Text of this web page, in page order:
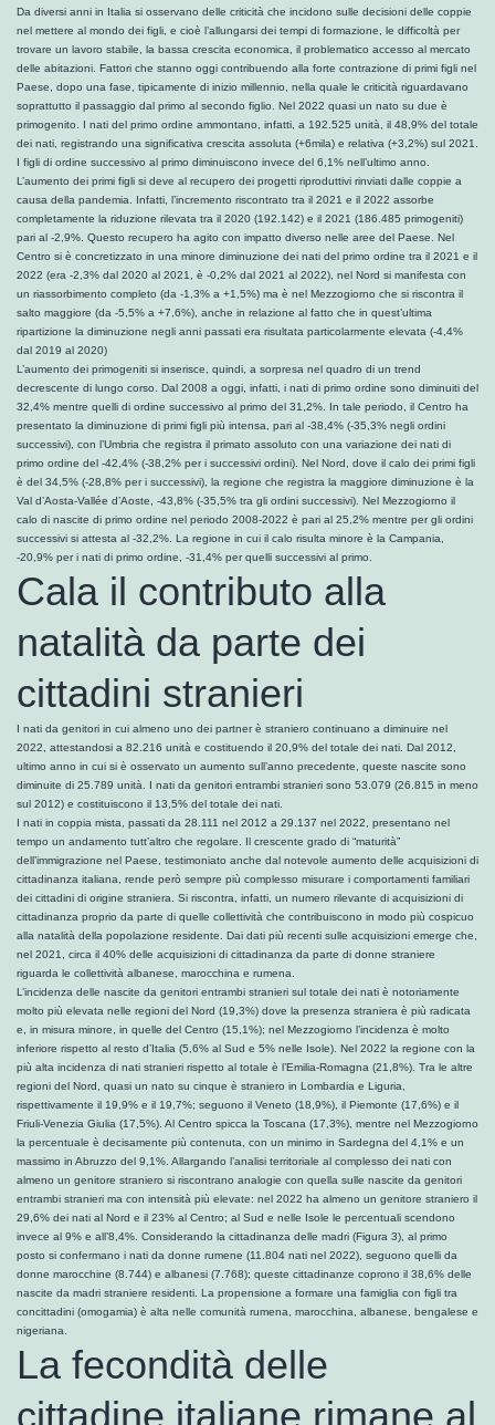
Da diversi anni in Italia si osservano delle criticità che incidono sulle decisioni delle coppie
nel mettere al mondo dei figli, e cioè l’allungarsi dei tempi di formazione, le difficoltà per
trovare un lavoro stabile, la bassa crescita economica, il problematico accesso al mercato
delle abitazioni. Fattori che stanno oggi contribuendo alla forte contrazione di primi figli nel
Paese, dopo una fase, tipicamente di inizio millennio, nella quale le criticità riguardavano
soprattutto il passaggio dal primo al secondo figlio. Nel 2022 quasi un nato su due è
primogenito. I nati del primo ordine ammontano, infatti, a 192.525 unità, il 48,9% del totale
dei nati, registrando una significativa crescita assoluta (+6mila) e relativa (+3,2%) sul 2021.
I figli di ordine successivo al primo diminuiscono invece del 6,1% nell’ultimo anno.
L’aumento dei primi figli si deve al recupero dei progetti riproduttivi rinviati dalle coppie a
causa della pandemia. Infatti, l’incremento riscontrato tra il 2021 e il 2022 assorbe
completamente la riduzione rilevata tra il 2020 (192.142) e il 2021 (186.485 primogeniti)
pari al -2,9%. Questo recupero ha agito con impatto diverso nelle aree del Paese. Nel
Centro si è concretizzato in una minore diminuzione dei nati del primo ordine tra il 2021 e il
2022 (era -2,3% dal 2020 al 2021, è -0,2% dal 2021 al 2022), nel Nord si manifesta con
un riassorbimento completo (da -1,3% a +1,5%) ma è nel Mezzogiorno che si riscontra il
salto maggiore (da -5,5% a +7,6%), anche in relazione al fatto che in quest’ultima
ripartizione la diminuzione negli anni passati era risultata particolarmente elevata (-4,4%
dal 2019 al 2020)
L’aumento dei primogeniti si inserisce, quindi, a sorpresa nel quadro di un trend
decrescente di lungo corso. Dal 2008 a oggi, infatti, i nati di primo ordine sono diminuiti del
32,4% mentre quelli di ordine successivo al primo del 31,2%. In tale periodo, il Centro ha
presentato la diminuzione di primi figli più intensa, pari al -38,4% (-35,3% negli ordini
successivi), con l’Umbria che registra il primato assoluto con una variazione dei nati di
primo ordine del -42,4% (-38,2% per i successivi ordini). Nel Nord, dove il calo dei primi figli
è del 34,5% (-28,8% per i successivi), la regione che registra la maggiore diminuzione è la
Val d’Aosta-Vallée d’Aoste, -43,8% (-35,5% tra gli ordini successivi). Nel Mezzogiorno il
calo di nascite di primo ordine nel periodo 2008-2022 è pari al 25,2% mentre per gli ordini
successivi si attesta al -32,2%. La regione in cui il calo risulta minore è la Campania,
-20,9% per i nati di primo ordine, -31,4% per quelli successivi al primo.
Cala il contributo alla
natalità da parte dei
cittadini stranieri
I nati da genitori in cui almeno uno dei partner è straniero continuano a diminuire nel
2022, attestandosi a 82.216 unità e costituendo il 20,9% del totale dei nati. Dal 2012,
ultimo anno in cui si è osservato un aumento sull’anno precedente, queste nascite sono
diminuite di 25.789 unità. I nati da genitori entrambi stranieri sono 53.079 (26.815 in meno
sul 2012) e costituiscono il 13,5% del totale dei nati.
I nati in coppia mista, passati da 28.111 nel 2012 a 29.137 nel 2022, presentano nel
tempo un andamento tutt’altro che regolare. Il crescente grado di “maturità”
dell’immigrazione nel Paese, testimoniato anche dal notevole aumento delle acquisizioni di
cittadinanza italiana, rende però sempre più complesso misurare i comportamenti familiari
dei cittadini di origine straniera. Si riscontra, infatti, un numero rilevante di acquisizioni di
cittadinanza proprio da parte di quelle collettività che contribuiscono in modo più cospicuo
alla natalità della popolazione residente. Dai dati più recenti sulle acquisizioni emerge che,
nel 2021, circa il 40% delle acquisizioni di cittadinanza da parte di donne straniere
riguarda le collettività albanese, marocchina e rumena.
L’incidenza delle nascite da genitori entrambi stranieri sul totale dei nati è notoriamente
molto più elevata nelle regioni del Nord (19,3%) dove la presenza straniera è più radicata
e, in misura minore, in quelle del Centro (15,1%); nel Mezzogiorno l’incidenza è molto
inferiore rispetto al resto d’Italia (5,6% al Sud e 5% nelle Isole). Nel 2022 la regione con la
più alta incidenza di nati stranieri rispetto al totale è l’Emilia-Romagna (21,8%). Tra le altre
regioni del Nord, quasi un nato su cinque è straniero in Lombardia e Liguria,
rispettivamente il 19,9% e il 19,7%; seguono il Veneto (18,9%), il Piemonte (17,6%) e il
Friuli-Venezia Giulia (17,5%). Al Centro spicca la Toscana (17,3%), mentre nel Mezzogiorno
la percentuale è decisamente più contenuta, con un minimo in Sardegna del 4,1% e un
massimo in Abruzzo del 9,1%. Allargando l’analisi territoriale al complesso dei nati con
almeno un genitore straniero si riscontrano analogie con quella sulle nascite da genitori
entrambi stranieri ma con intensità più elevate: nel 2022 ha almeno un genitore straniero il
29,6% dei nati al Nord e il 23% al Centro; al Sud e nelle Isole le percentuali scendono
invece al 9% e all’8,4%. Considerando la cittadinanza delle madri (Figura 3), al primo
posto si confermano i nati da donne rumene (11.804 nati nel 2022), seguono quelli da
donne marocchine (8.744) e albanesi (7.768); queste cittadinanze coprono il 38,6% delle
nascite da madri straniere residenti. La propensione a formare una famiglia con figli tra
concittadini (omogamia) è alta nelle comunità rumena, marocchina, albanese, bengalese e
nigeriana.
La fecondità delle
cittadine italiane rimane al